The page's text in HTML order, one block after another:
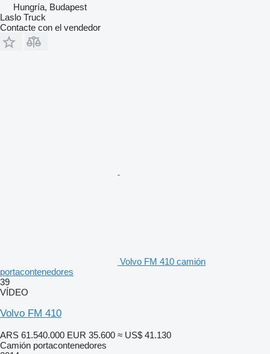
Hungría, Budapest
Laslo Truck
Contacte con el vendedor
Volvo FM 410 camión
portacontenedores
39
VÍDEO
Volvo FM 410
ARS 61.540.000 EUR 35.600 ≈ US$ 41.130
Camión portacontenedores